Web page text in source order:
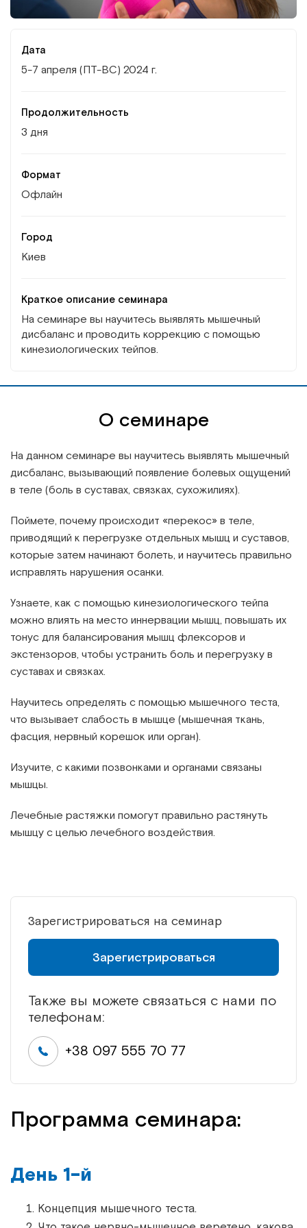
Дата
5-7 апреля (ПТ-ВС) 2024 г.
Продолжительность
3 дня
Формат
Офлайн
Город
Киев
Краткое описание семинара
На семинаре вы научитесь выявлять мышечный
дисбаланс и проводить коррекцию с помощью
кинезиологических тейпов.
О семинаре
На данном семинаре вы научитесь выявлять мышечный
дисбаланс, вызывающий появление болевых ощущений
в теле (боль в суставах, связках, сухожилиях).
Поймете, почему происходит «перекос» в теле,
приводящий к перегрузке отдельных мышц и суставов,
которые затем начинают болеть, и научитесь правильно
исправлять нарушения осанки.
Узнаете, как с помощью кинезиологического тейпа
можно влиять на место иннервации мышц, повышать их
тонус для балансирования мышц флексоров и
экстензоров, чтобы устранить боль и перегрузку в
суставах и связках.
Научитесь определять с помощью мышечного теста,
что вызывает слабость в мышце (мышечная ткань,
фасция, нервный корешок или орган).
Изучите, с какими позвонками и органами связаны
мышцы.
Лечебные растяжки помогут правильно растянуть
мышцу с целью лечебного воздействия.
Зарегистрироваться на семинар
Зарегистрироваться
Также вы можете связаться с нами по
телефонам:
+38 097 555 70 77
Программа семинара:
День 1-й
Концепция мышечного теста.
Институт Апледжера
Институт Барраля
Прикладная кинезиология
Кинезиотейпинг
Эстетическая медицина
Остеопатические манипуляции по
Барралю